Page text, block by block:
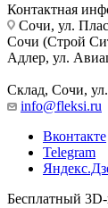
Контактная
Сочи, ул.
Сочи (Строй
Адлер, ул.
Склад, Сочи,
info@fleksi.ru
Вконтакте
Telegram
Бесплатный